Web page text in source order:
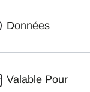
Données
Valable Pour